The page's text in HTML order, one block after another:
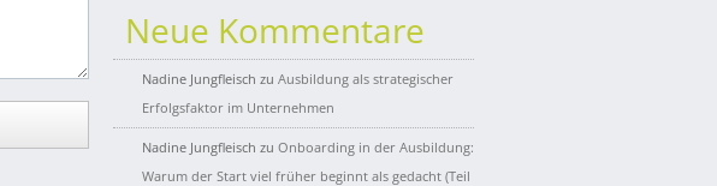
Neue Kommentare
Nadine Jungfleisch zu Ausbildung als strategischer
Erfolgsfaktor im Unternehmen
Nadine Jungfleisch zu Onboarding in der Ausbildung:
Warum der Start viel früher beginnt als gedacht (Teil